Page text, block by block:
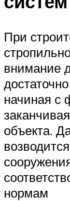
При
внимание
начиная с
объекта.
нормам